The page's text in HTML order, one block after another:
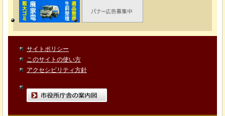
サイトポリシー
このサイトの使い方
アクセシビリティ方針
市役所庁舎の案内図